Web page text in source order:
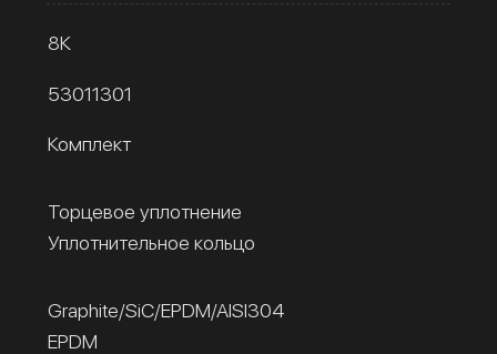
8К
53011301
Комплект
Торцевое уплотнение
Уплотнительное кольцо
Graphite/SiC/EPDM/AISI304
EPDM